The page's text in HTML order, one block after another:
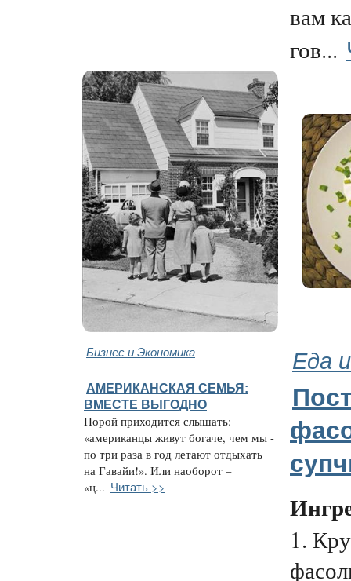
вам
гов...
Бизнес и Экономика Еда
АМЕРИКАНСКАЯ СЕМЬЯ:
ВМЕСТЕ ВЫГОДНО
Порой приходится слышать:
«американцы живут богаче, чем мы -
по три раза в год летают отдыхать
на Гавайи!». Или наоборот –
«ц... Читать >>
1.